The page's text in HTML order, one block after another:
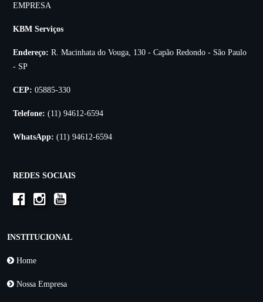
EMPRESA
KBM Serviços
Endereço: R. Macinhata do Vouga, 130 - Capão Redondo - São Paulo
- SP
CEP: 05885-330
Telefone: (11) 94612-6594
WhatsApp: (11) 94612-6594
REDES SOCIAIS
INSTITUCIONAL
Home
Nossa Empresa